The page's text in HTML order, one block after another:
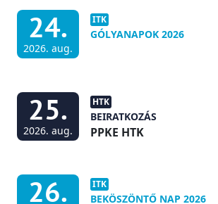
24.
2026. aug.
ITK
GÓLYANAPOK 2026
25.
2026. aug.
HTK
BEIRATKOZÁS
PPKE HTK
26. ITK
BEKÖSZÖNTŐ NAP 2026